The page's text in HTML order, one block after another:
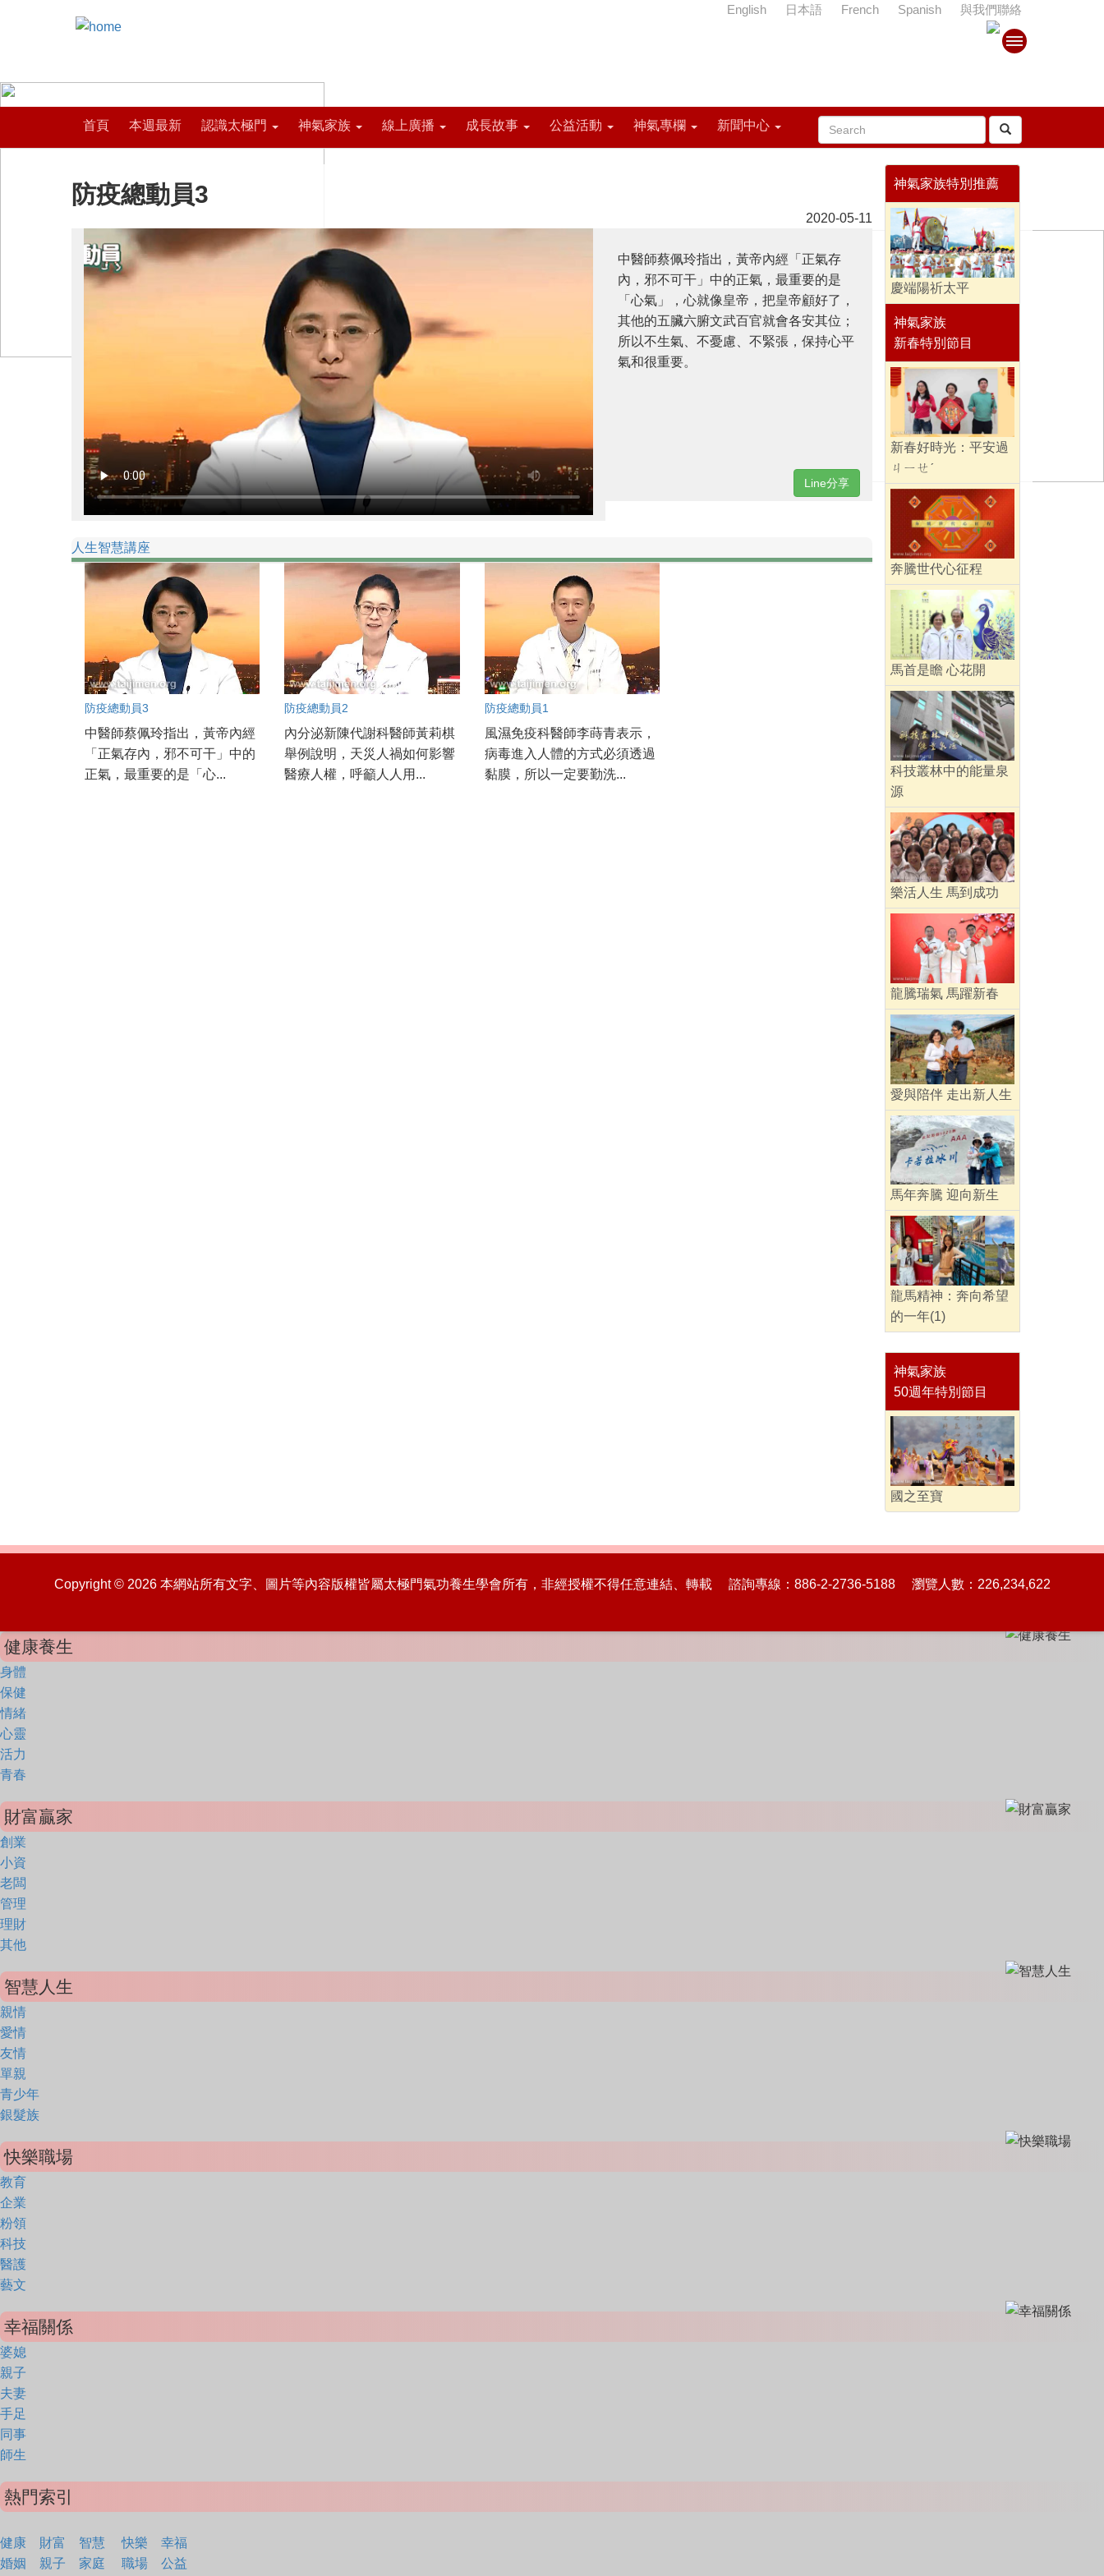
首頁 本週最新 認識太極門 神氣家族 線上廣播 成長故事 公益活動 神氣專欄 新聞中心
English 日本語 French Spanish 與我們聯絡
防疫總動員3
2020-05-11
中醫師蔡佩玲指出，黃帝內經「正氣存
內，邪不可干」中的正氣，最重要的是
「心氣」，心就像皇帝，把皇帝顧好了，
其他的五臟六腑文武百官就會各安其位；
所以不生氣、不憂慮、不緊張，保持心平
氣和很重要。
Line分享
人生智慧講座
防疫總動員3
中醫師蔡佩玲指出，黃帝內經
「正氣存內，邪不可干」中的
正氣，最重要的是「心...
防疫總動員2
內分泌新陳代謝科醫師黃莉棋
舉例說明，天災人禍如何影響
醫療人權，呼籲人人用...
防疫總動員1
風濕免疫科醫師李蒔青表示，
病毒進入人體的方式必須透過
黏膜，所以一定要勤洗...
神氣家族特別推薦
慶端陽祈太平
神氣家族
新春特別節目
新春好時光：平安過
ㄐㄧㄝˊ
奔騰世代心征程
馬首是瞻 心花開
科技叢林中的能量泉
源
樂活人生 馬到成功
龍騰瑞氣 馬躍新春
愛與陪伴 走出新人生
馬年奔騰 迎向新生
龍馬精神：奔向希望
的一年(1)
神氣家族
50週年特別節目
國之至寶
Copyright © 2026 本網站所有文字、圖片等內容版權皆屬太極門氣功養生學會所有，非經授權不得任意連結、轉載 諮詢專線：886-2-2736-5188 瀏覽人數：226,234,622
健康養生
身體
保健
情緒
心靈
活力
青春
財富贏家
創業
小資
老闆
管理
理財
其他
智慧人生
親情
愛情
友情
單親
青少年
銀髮族
快樂職場
教育
企業
粉領
科技
醫護
藝文
幸福關係
婆媳
親子
夫妻
手足
同事
師生
熱門索引
健康 財富 智慧 快樂
幸福
婚姻
親子 家庭 職場 公益